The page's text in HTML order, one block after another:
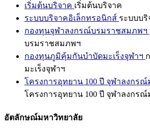
เริ่มต้นบริจาค เริ่มต้นบริจาค
ระบบบริจาคอิเล็กทรอนิกส์ ระบบบ
กองทุนจุฬาลงกรณ์บรมราชสมภพฯ
บรมราชสมภพฯ
กองทุนภูมิคุ้มกันบำบัดมะเร็งจุฬาฯ
มะเร็งจุฬาฯ
โครงการอุทยาน 100 ปี จุฬาลงกร
โครงการอุทยาน 100 ปี จุฬาลงกร
อัตลักษณ์มหาวิทยาลัย